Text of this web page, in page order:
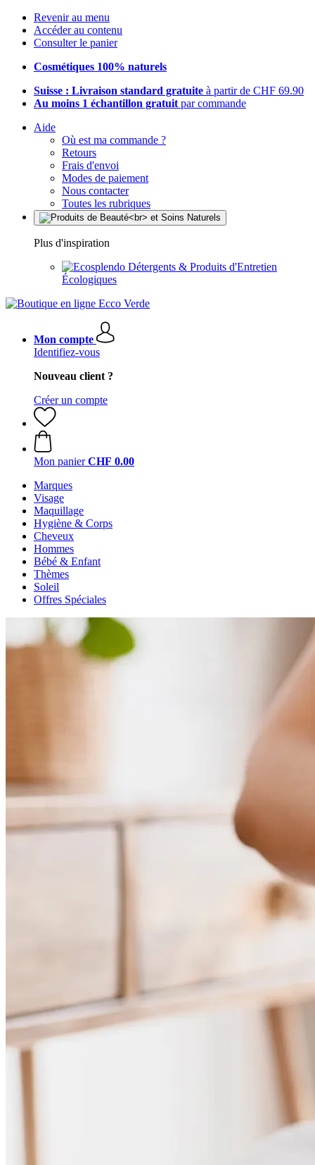
Revenir au menu
Accéder au contenu
Consulter le panier
Cosmétiques 100% naturels
Suisse : Livraison standard gratuite à partir de CHF 69.90
Au moins 1 échantillon gratuit par commande
Aide
Où est ma commande ?
Retours
Frais d'envoi
Modes de paiement
Nous contacter
Toutes les rubriques
Plus d'inspiration
Détergents & Produits d'Entretien
Écologiques
Mon compte
Identifiez-vous
Nouveau client ?
Créer un compte
Mon panier CHF 0.00
Marques
Visage
Maquillage
Hygiène & Corps
Cheveux
Hommes
Bébé & Enfant
Thèmes
Soleil
Offres Spéciales